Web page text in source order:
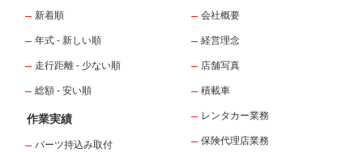
新着順
年式 - 新しい順
走行距離 - 少ない順
総額 - 安い順
作業実績
パーツ持込み取付
会社概要
経営理念
店舗写真
積載車
レンタカー業務
保険代理店業務